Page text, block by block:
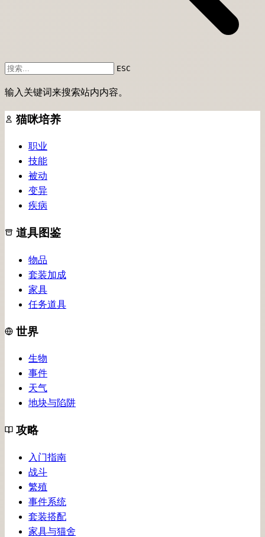
ESC
输入关键词来搜索站内内容。
猫咪培养
职业
技能
被动
变异
疾病
道具图鉴
物品
套装加成
家具
任务道具
世界
生物
事件
天气
地块与陷阱
攻略
入门指南
战斗
繁殖
事件系统
套装搭配
家具与猫舍